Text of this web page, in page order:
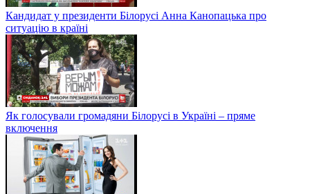
Кандидат у президенти Білорусі Анна Канопацька про
ситуацію в країні
Як голосували громадяни Білорусі в Україні – пряме
включення